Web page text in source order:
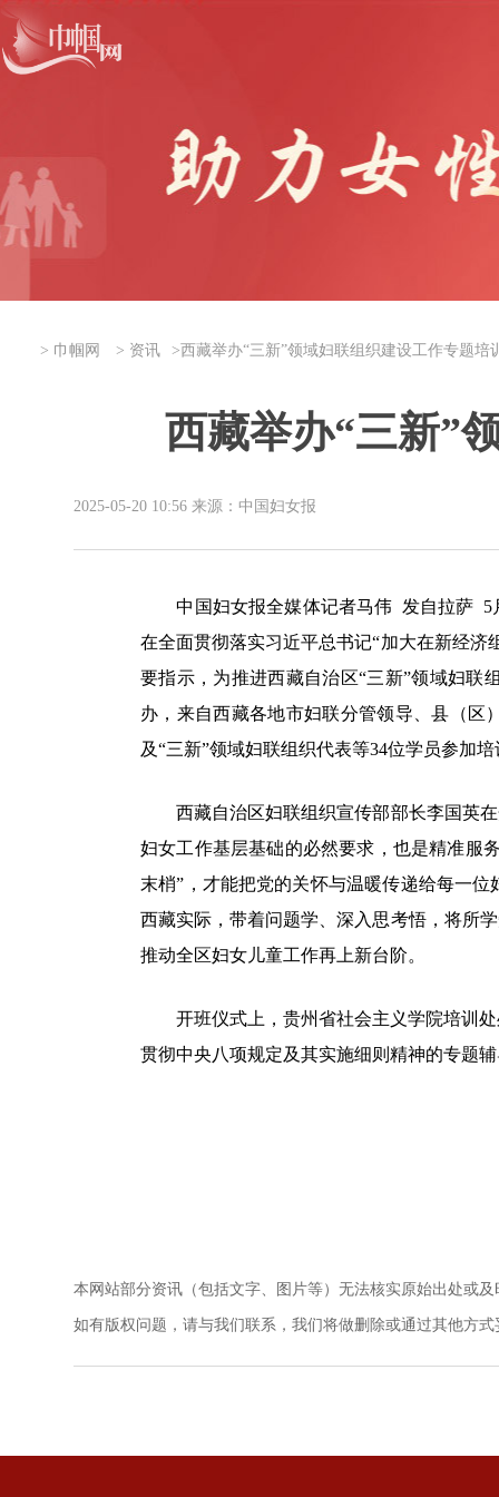
> 巾帼网 > 资讯 >西藏举办“三新”领域妇联组织建设工作专题培
西藏举办“三新”
2025-05-20 10:56 来源：中国妇女报
中国妇女报全媒体记者马伟 发自拉萨 5月
在全面贯彻落实习近平总书记“加大在新经
要指示，为推进西藏自治区“三新”领域妇联
办，来自西藏各地市妇联分管领导、县（区
及“三新”领域妇联组织代表等34位学员参加培
西藏自治区妇联组织宣传部部长李国英在
妇女工作基层基础的必然要求，也是精准服
末梢”，才能把党的关怀与温暖传递给每一
西藏实际，带着问题学、深入思考悟，将所
推动全区妇女儿童工作再上新台阶。
开班仪式上，贵州省社会主义学院培训处
贯彻中央八项规定及其实施细则精神的专题
本网站部分资讯（包括文字、图片等）无法核实原始出处或
如有版权问题，请与我们联系，我们将做删除或通过其他方式